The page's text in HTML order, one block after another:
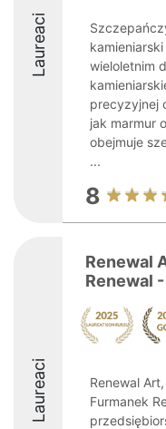
Laureaci
wieloletnim
precyzyjnej
jak marmur
obejmuje
...
8
Laureaci
Renewal
Renewal
Renewal
Furmanek